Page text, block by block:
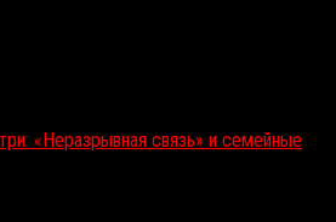
«Неразрывная связь» и семейные